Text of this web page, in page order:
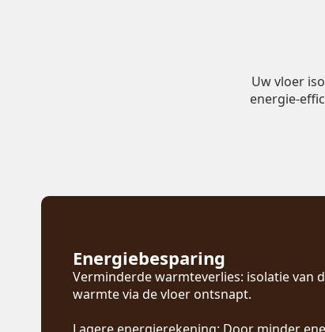
Uw vloer
energie-
Energiebesparing
Verminderde warmteverlies: isolatie van
warmte via de vloer ontsnapt.
Lagere energierekening: Door minder